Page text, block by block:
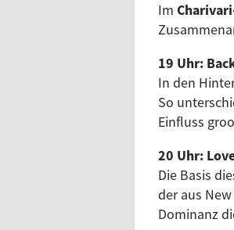
Im
19 Uhr:
In den
So
Einfluss
20 Uhr:
Die Basis
der aus
Dominanz